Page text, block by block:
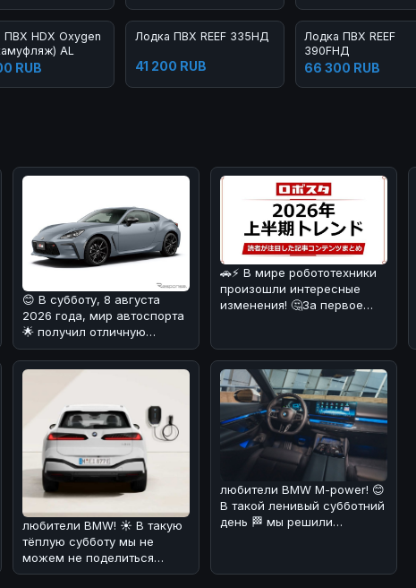
ПВХ HDX Oxygen
AL
RUB
Лодка ПВХ REEF 335НД
41 200 RUB
Лодка ПВХ REEF
390FНД
66 300 RUB
😊 В субботу, 8 августа
2026 года, мир автоспорта
🌟 получил отличную
новость от Toyota GAZOO
Racing
🚗⚡ В мире робототехники
произошли интересные
изменения! 🤔За первое
любители BMW! ☀️ В такую
тёплую субботу мы не
можем не поделиться
интересной новостью. По
любители BMW M-power! 😊
В такой ленивый субботний
день 🏁 мы решили